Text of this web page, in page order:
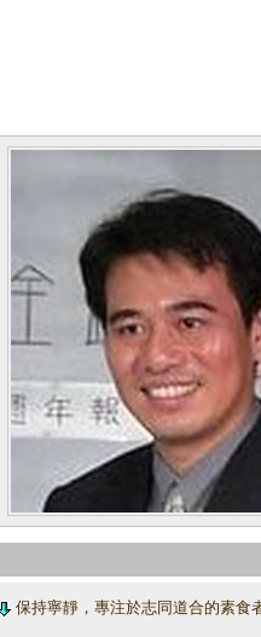
保持寧靜，專注於志同道合的素食